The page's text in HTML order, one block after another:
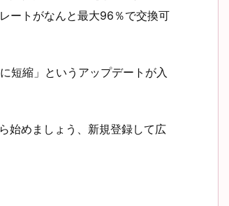
ートがなんと最大96％で交換可
短縮」というアップデートが入
始めましょう、新規登録して広